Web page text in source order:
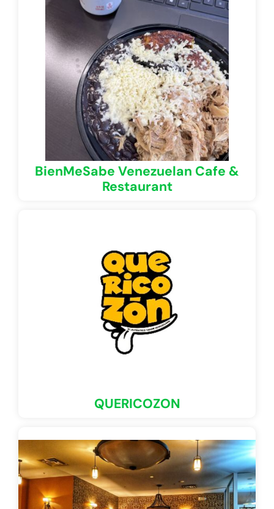
BienMeSabe Venezuelan Cafe &
Restaurant
QUERICOZON